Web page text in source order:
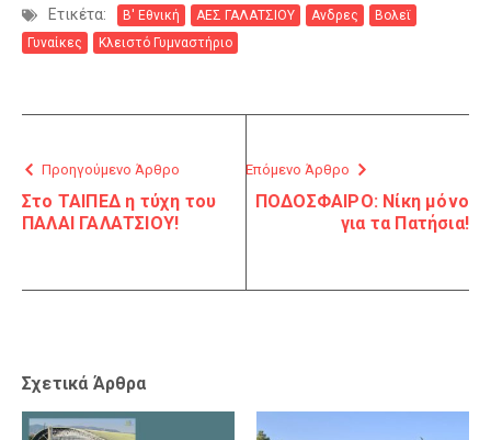
Ετικέτα: B' Εθνική ΑΕΣ ΓΑΛΑΤΣΙΟΥ Ανδρες
Βολεϊ
Γυναίκες
Κλειστό Γυμναστήριο
Προηγούμενο Άρθρο
Στο ΤΑΙΠΕΔ η τύχη του
ΠΑΛΑΙ ΓΑΛΑΤΣΙΟΥ!
Επόμενο Άρθρο
ΠΟΔΟΣΦΑΙΡΟ: Νίκη μόνο
για τα Πατήσια!
Σχετικά Άρθρα